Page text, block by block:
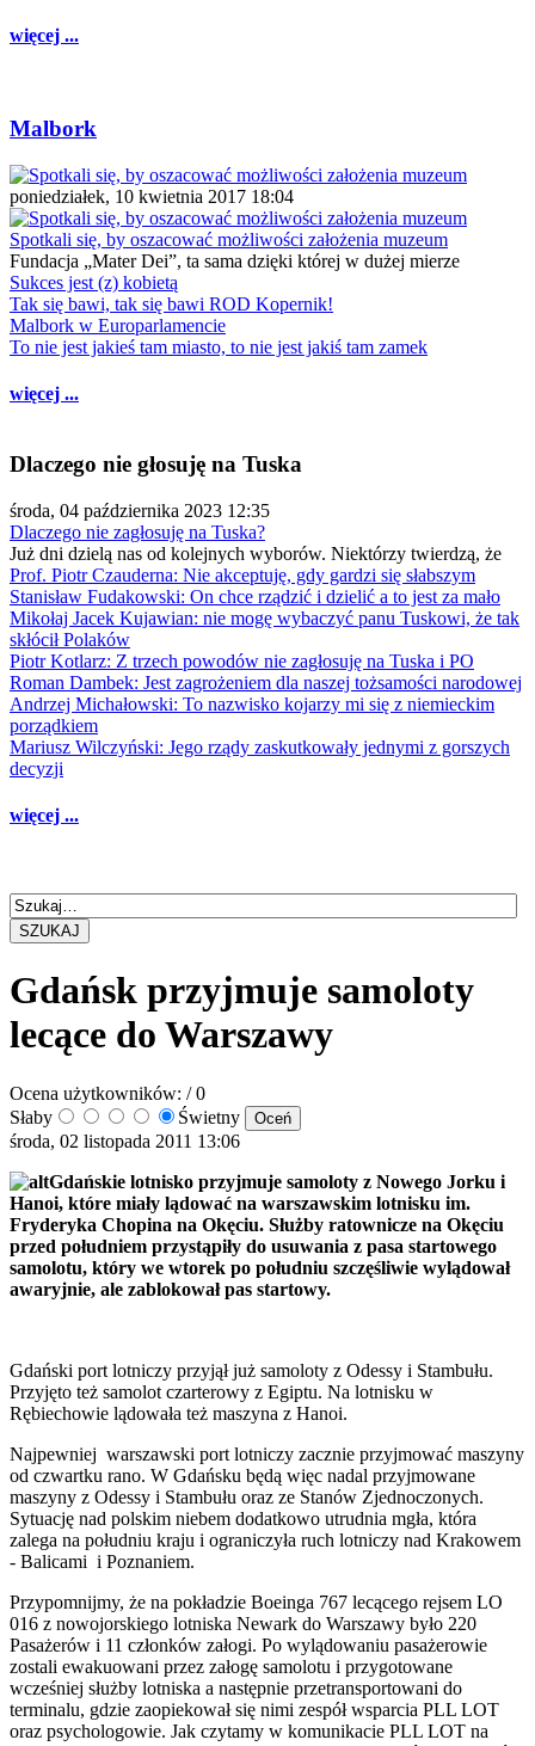
więcej ...
Malbork
poniedziałek, 10 kwietnia 2017 18:04
Spotkali się, by oszacować możliwości założenia muzeum
Fundacja „Mater Dei”, ta sama dzięki której w dużej mierze
Sukces jest (z) kobietą
Tak się bawi, tak się bawi ROD Kopernik!
Malbork w Europarlamencie
To nie jest jakieś tam miasto, to nie jest jakiś tam zamek
więcej ...
Dlaczego nie głosuję na Tuska
środa, 04 października 2023 12:35
Dlaczego nie zagłosuję na Tuska?
Już dni dzielą nas od kolejnych wyborów. Niektórzy twierdzą, że
Prof. Piotr Czauderna: Nie akceptuję, gdy gardzi się słabszym
Stanisław Fudakowski: On chce rządzić i dzielić a to jest za mało
Mikołaj Jacek Kujawian: nie mogę wybaczyć panu Tuskowi, że tak
skłócił Polaków
Piotr Kotlarz: Z trzech powodów nie zagłosuję na Tuska i PO
Roman Dambek: Jest zagrożeniem dla naszej tożsamości narodowej
Andrzej Michałowski: To nazwisko kojarzy mi się z niemieckim
porządkiem
Mariusz Wilczyński: Jego rządy zaskutkowały jednymi z gorszych
decyzji
więcej ...
SZUKAJ
Gdańsk przyjmuje samoloty
lecące do Warszawy
Ocena użytkowników: / 0
Słaby
Świetny
środa, 02 listopada 2011 13:06
Gdańskie lotnisko przyjmuje samoloty z Nowego Jorku i
Hanoi, które miały lądować na warszawskim lotnisku im.
Fryderyka Chopina na Okęciu. Służby ratownicze na Okęciu
przed południem przystąpiły do usuwania z pasa startowego
samolotu, który we wtorek po południu szczęśliwie wylądował
awaryjnie, ale zablokował pas startowy.
Gdański port lotniczy przyjął już samoloty z Odessy i Stambułu.
Przyjęto też samolot czarterowy z Egiptu. Na lotnisku w
Rębiechowie lądowała też maszyna z Hanoi.
Najpewniej warszawski port lotniczy zacznie przyjmować maszyny
od czwartku rano. W Gdańsku będą więc nadal przyjmowane
maszyny z Odessy i Stambułu oraz ze Stanów Zjednoczonych.
Sytuację nad polskim niebem dodatkowo utrudnia mgła, która
zalega na południu kraju i ograniczyła ruch lotniczy nad Krakowem
- Balicami i Poznaniem.
Przypomnijmy, że na pokładzie Boeinga 767 lecącego rejsem LO
016 z nowojorskiego lotniska Newark do Warszawy było 220
Pasażerów i 11 członków załogi. Po wylądowaniu pasażerowie
zostali ewakuowani przez załogę samolotu i przygotowane
wcześniej służby lotniska a następnie przetransportowani do
terminalu, gdzie zaopiekował się nimi zespół wsparcia PLL LOT
oraz psychologowie. Jak czytamy w komunikacie PLL LOT na